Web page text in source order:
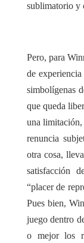
sublimatorio y
Pero, para
de
simbolígenas
que queda
una limitación,
renuncia
otra cosa,
satisfacción
“placer de
Pues bien,
juego dentro
o mejor los